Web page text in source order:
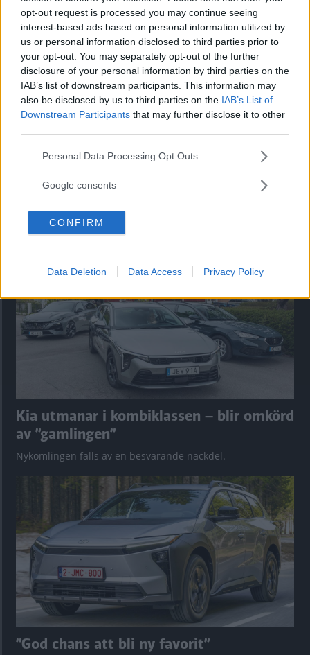
opt-out request is processed you may continue seeing
interest-based ads based on personal information utilized by
us or personal information disclosed to third parties prior to
your opt-out. You may separately opt-out of the further
disclosure of your personal information by third parties on the
IAB’s list of downstream participants. This information may
also be disclosed by us to third parties on the IAB’s List of
Downstream Participants that may further disclose it to other
Please note that this website/app uses one or more Google
not limited to your visit or usage behaviour. You may click to
use your data for below specified purposes in below Google
consent section.
Personal Data Processing Opt Outs
Google consents
CONFIRM
Data Deletion Data Access Privacy Policy
INTERNATIONELLT KÖRKORT 22 november 2019 Internationellt
körkort är en översättning av ditt svenska körkort och kan
behövas i många länder utanför EU, framför allt när du ska
hyra bil. Vi Bilägare är godkänd som utfärdare av
handlingen. Följ instruktionerna för att skaffa ditt
internationella körkort.
Tester: De senaste vi kört
Kia utmanar i kombiklassen – blir omkörd
av ”gamlingen”
Nykomlingen fälls av en besvärande nackdel.
”God chans att bli ny favorit”